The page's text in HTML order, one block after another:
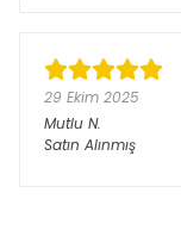
29 Ekim 2025
Mutlu N.
Satın Alınmış